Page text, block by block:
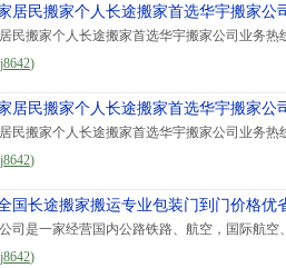
居民搬家个人长途搬家首选华宇搬家公
民搬家个人长途搬家首选华宇搬家公司业务热
)
居民搬家个人长途搬家首选华宇搬家公
民搬家个人长途搬家首选华宇搬家公司业务热
)
国长途搬家搬运专业包装门到门价格优
司是一家经营国内公路铁路、航空，国际航
)